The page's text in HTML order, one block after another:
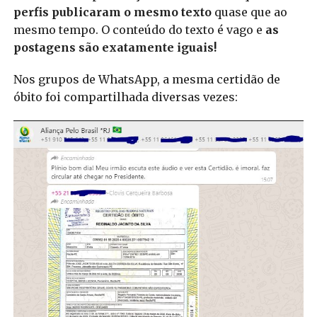
perfis publicaram o mesmo textoquase que ao
mesmo tempo. O conteúdo do texto é vago e as
postagens são exatamente iguais!
Nos grupos de WhatsApp, a mesma certidão de
óbito foi compartilhada diversas vezes: